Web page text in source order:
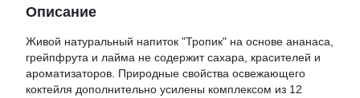
Описание
Живой натуральный напиток "Тропик" на основе ананаса,
грейпфрута и лайма не содержит сахара, красителей и
ароматизаторов. Природные свойства освежающего
коктейля дополнительно усилены комплексом из 12